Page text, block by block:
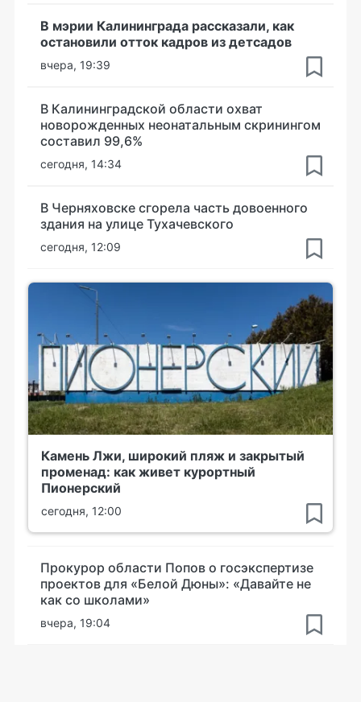
В мэрии Калининграда рассказали, как
остановили отток кадров из детсадов
вчера, 19:39
В Калининградской области охват
новорожденных неонатальным скринингом
составил 99,6%
сегодня, 14:34
В Черняховске сгорела часть довоенного
здания на улице Тухачевского
сегодня, 12:09
Камень Лжи, широкий пляж и закрытый
променад: как живет курортный
Пионерский
сегодня, 12:00
Прокурор области Попов о госэкспертизе
проектов для «Белой Дюны»: «Давайте не
как со школами»
вчера, 19:04